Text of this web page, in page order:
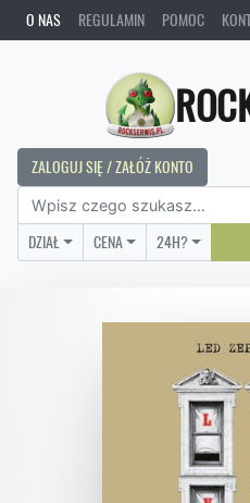
O NAS REGULAMIN POMOC
ZALOGUJ SIĘ / ZAŁÓŻ KONTO
DZIAŁ CENA 24H?